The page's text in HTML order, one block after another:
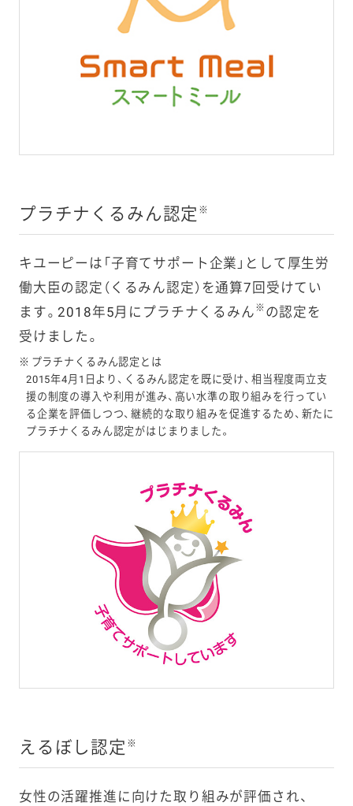
プラチナくるみん認定 ※
キユーピーは「子育てサポート企業」として厚生労
働大臣の認定（くるみん認定）を通算7回受けてい
ます。2018年5月にプラチナくるみん ※ の認定を
受けました。
※ プラチナくるみん認定とは
2015年4月1日より、くるみん認定を既に受け、相当程度両立支
援の制度の導入や利用が進み、高い水準の取り組みを行ってい
る企業を評価しつつ、継続的な取り組みを促進するため、新たに
プラチナくるみん認定がはじまりました。
えるぼし認定 ※
女性の活躍推進に向けた取り組みが評価され、